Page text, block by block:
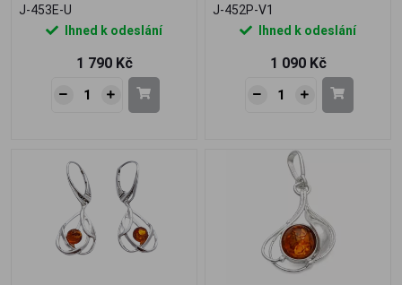
J-453E-U
Ihned k odeslání
1 790 Kč
J-452P-V1
Ihned k odeslání
1 090 Kč